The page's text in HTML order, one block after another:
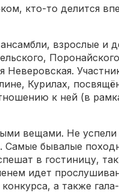
кто-то делится
взрослые и
Курилах,
к ней (в
вещами. Не успели
Самые бывалые
в гостиницу,
идет
а также